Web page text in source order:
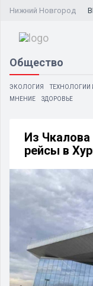
Нижний Новгород
Общество
ЭКОЛОГИЯ ТЕХНОЛОГИИ
МНЕНИЕ
ЗДОРОВЬЕ
Из
рейсы в